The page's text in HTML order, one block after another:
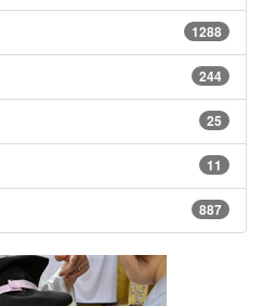
1288
244
25
11
887